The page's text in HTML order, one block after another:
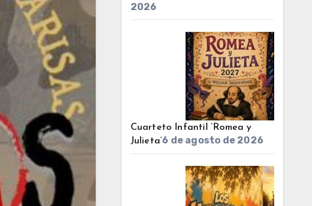
2026
Cuarteto Infantil ‘Romea y
Julieta’6 de agosto de 2026